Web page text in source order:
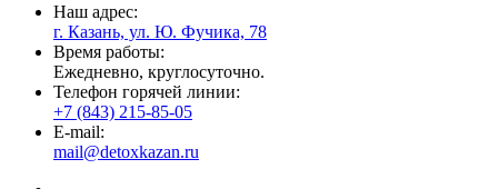
Наш адрес:
г. Казань, ул. Ю. Фучика, 78
Время работы:
Ежедневно, круглосуточно.
Телефон горячей линии:
+7 (843) 215-85-05
E-mail:
mail@detoxkazan.ru